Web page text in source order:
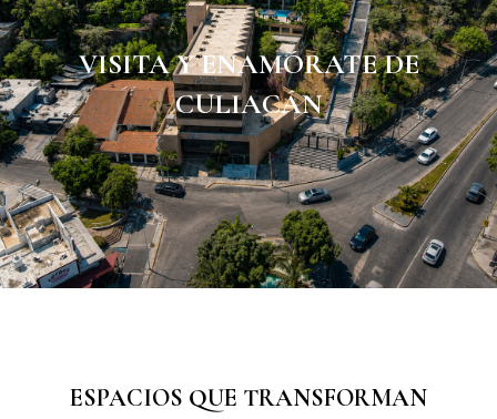
VISITA Y ENAMÓRATE DE
CULIACÁN
ESPACIOS QUE TRANSFORMAN